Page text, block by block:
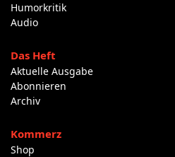
Humorkritik
Audio
Das Heft
Aktuelle Ausgabe
Abonnieren
Archiv
Kommerz
Shop